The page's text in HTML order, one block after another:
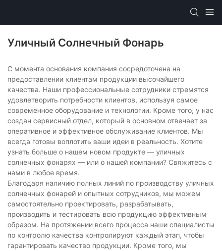
Уличный Солнечный Фонарь
С момента основания компания сосредоточена на
предоставлении клиентам продукции высочайшего
качества. Наши профессиональные сотрудники стремятся
удовлетворить потребности клиентов, используя самое
современное оборудование и технологии. Кроме того, у нас
создан сервисный отдел, который в основном отвечает за
оперативное и эффективное обслуживание клиентов. Мы
всегда готовы воплотить ваши идеи в реальность. Хотите
узнать больше о нашем новом продукте — уличных
солнечных фонарях — или о нашей компании? Свяжитесь с
нами в любое время.
Благодаря наличию полных линий по производству уличных
солнечных фонарей и опытных сотрудников, мы можем
самостоятельно проектировать, разрабатывать,
производить и тестировать всю продукцию эффективным
образом. На протяжении всего процесса наши специалисты
по контролю качества контролируют каждый этап, чтобы
гарантировать качество продукции. Кроме того, мы